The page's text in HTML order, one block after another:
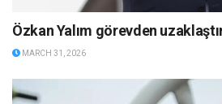
Özkan Yalım görevden
MARCH 31, 2026